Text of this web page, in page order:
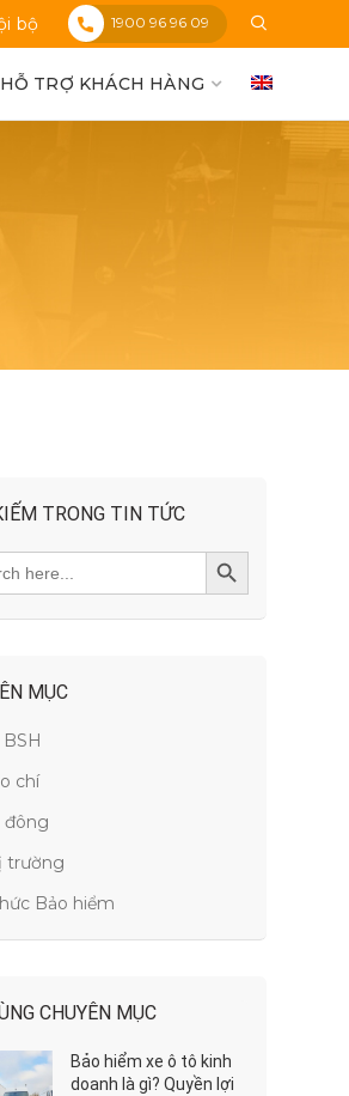
bộ 1900 96 96 09
HỖ TRỢ KHÁCH HÀNG
TRONG TIN TỨC
SEARCH BUTTON
MỤC
chí
đông
trường
Bảo hiểm
CHUYÊN MỤC
Bảo hiểm xe ô tô kinh
doanh là gì? Quyền lợi